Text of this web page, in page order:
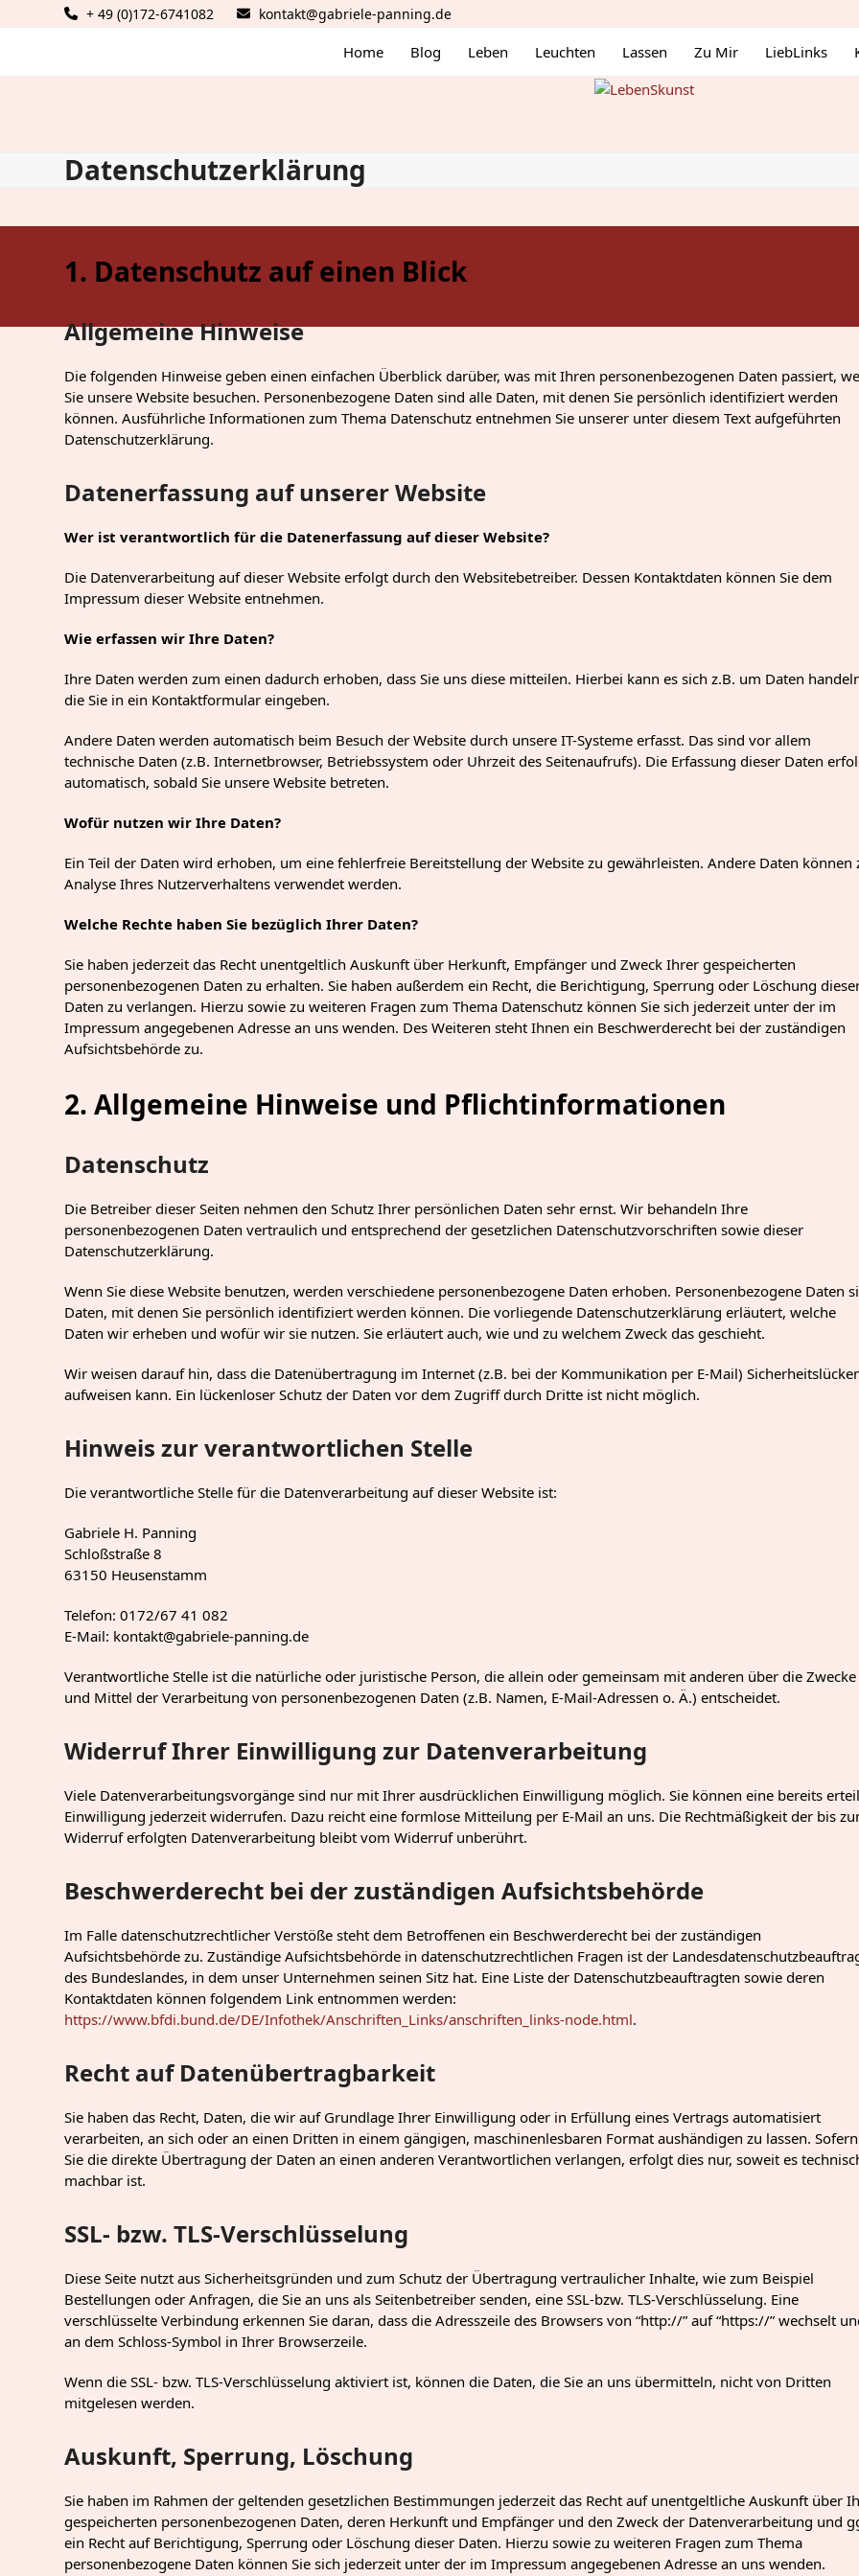
+ 49 (0)172-6741082 kontakt@gabriele-panning.de
Home Blog Leben Leuchten Lassen Zu Mir LiebLinks
Datenschutzerklärung
1. Datenschutz auf einen Blick
Allgemeine Hinweise
Die folgenden Hinweise geben einen einfachen Überblick darüber, was mit Ihren personenbezogenen Daten passiert,
Sie unsere Website besuchen. Personenbezogene Daten sind alle Daten, mit denen Sie persönlich identifiziert werden
können. Ausführliche Informationen zum Thema Datenschutz entnehmen Sie unserer unter diesem Text aufgeführten
Datenschutzerklärung.
Datenerfassung auf unserer Website
Wer ist verantwortlich für die Datenerfassung auf dieser Website?
Die Datenverarbeitung auf dieser Website erfolgt durch den Websitebetreiber. Dessen Kontaktdaten können Sie dem
Impressum dieser Website entnehmen.
Wie erfassen wir Ihre Daten?
Ihre Daten werden zum einen dadurch erhoben, dass Sie uns diese mitteilen. Hierbei kann es sich z.B. um Daten
die Sie in ein Kontaktformular eingeben.
Andere Daten werden automatisch beim Besuch der Website durch unsere IT-Systeme erfasst. Das sind vor allem
technische Daten (z.B. Internetbrowser, Betriebssystem oder Uhrzeit des Seitenaufrufs). Die Erfassung dieser Daten
automatisch, sobald Sie unsere Website betreten.
Wofür nutzen wir Ihre Daten?
Ein Teil der Daten wird erhoben, um eine fehlerfreie Bereitstellung der Website zu gewährleisten. Andere Daten können
Analyse Ihres Nutzerverhaltens verwendet werden.
Welche Rechte haben Sie bezüglich Ihrer Daten?
Sie haben jederzeit das Recht unentgeltlich Auskunft über Herkunft, Empfänger und Zweck Ihrer gespeicherten
personenbezogenen Daten zu erhalten. Sie haben außerdem ein Recht, die Berichtigung, Sperrung oder Löschung
Daten zu verlangen. Hierzu sowie zu weiteren Fragen zum Thema Datenschutz können Sie sich jederzeit unter der im
Impressum angegebenen Adresse an uns wenden. Des Weiteren steht Ihnen ein Beschwerderecht bei der zuständigen
Aufsichtsbehörde zu.
2. Allgemeine Hinweise und Pflichtinformationen
Datenschutz
Die Betreiber dieser Seiten nehmen den Schutz Ihrer persönlichen Daten sehr ernst. Wir behandeln Ihre
personenbezogenen Daten vertraulich und entsprechend der gesetzlichen Datenschutzvorschriften sowie dieser
Datenschutzerklärung.
Wenn Sie diese Website benutzen, werden verschiedene personenbezogene Daten erhoben. Personenbezogene Daten
Daten, mit denen Sie persönlich identifiziert werden können. Die vorliegende Datenschutzerklärung erläutert, welche
Daten wir erheben und wofür wir sie nutzen. Sie erläutert auch, wie und zu welchem Zweck das geschieht.
Wir weisen darauf hin, dass die Datenübertragung im Internet (z.B. bei der Kommunikation per E-Mail)
aufweisen kann. Ein lückenloser Schutz der Daten vor dem Zugriff durch Dritte ist nicht möglich.
Hinweis zur verantwortlichen Stelle
Die verantwortliche Stelle für die Datenverarbeitung auf dieser Website ist:
Gabriele H. Panning
Schloßstraße 8
63150 Heusenstamm
Telefon: 0172/67 41 082
E-Mail: kontakt@gabriele-panning.de
Verantwortliche Stelle ist die natürliche oder juristische Person, die allein oder gemeinsam mit anderen über die Zwecke
und Mittel der Verarbeitung von personenbezogenen Daten (z.B. Namen, E-Mail-Adressen o. Ä.) entscheidet.
Widerruf Ihrer Einwilligung zur Datenverarbeitung
Viele Datenverarbeitungsvorgänge sind nur mit Ihrer ausdrücklichen Einwilligung möglich. Sie können eine bereits
Einwilligung jederzeit widerrufen. Dazu reicht eine formlose Mitteilung per E-Mail an uns. Die Rechtmäßigkeit der bis
Widerruf erfolgten Datenverarbeitung bleibt vom Widerruf unberührt.
Beschwerderecht bei der zuständigen Aufsichtsbehörde
Im Falle datenschutzrechtlicher Verstöße steht dem Betroffenen ein Beschwerderecht bei der zuständigen
Aufsichtsbehörde zu. Zuständige Aufsichtsbehörde in datenschutzrechtlichen Fragen ist der
des Bundeslandes, in dem unser Unternehmen seinen Sitz hat. Eine Liste der Datenschutzbeauftragten sowie deren
Kontaktdaten können folgendem Link entnommen werden:
https://www.bfdi.bund.de/DE/Infothek/Anschriften_Links/anschriften_links-node.html.
Recht auf Datenübertragbarkeit
Sie haben das Recht, Daten, die wir auf Grundlage Ihrer Einwilligung oder in Erfüllung eines Vertrags automatisiert
verarbeiten, an sich oder an einen Dritten in einem gängigen, maschinenlesbaren Format aushändigen zu lassen. Sofern
Sie die direkte Übertragung der Daten an einen anderen Verantwortlichen verlangen, erfolgt dies nur, soweit es
machbar ist.
SSL- bzw. TLS-Verschlüsselung
Diese Seite nutzt aus Sicherheitsgründen und zum Schutz der Übertragung vertraulicher Inhalte, wie zum Beispiel
Bestellungen oder Anfragen, die Sie an uns als Seitenbetreiber senden, eine SSL-bzw. TLS-Verschlüsselung. Eine
verschlüsselte Verbindung erkennen Sie daran, dass die Adresszeile des Browsers von “http://” auf “https://” wechselt
an dem Schloss-Symbol in Ihrer Browserzeile.
Wenn die SSL- bzw. TLS-Verschlüsselung aktiviert ist, können die Daten, die Sie an uns übermitteln, nicht von Dritten
mitgelesen werden.
Auskunft, Sperrung, Löschung
Sie haben im Rahmen der geltenden gesetzlichen Bestimmungen jederzeit das Recht auf unentgeltliche Auskunft über
gespeicherten personenbezogenen Daten, deren Herkunft und Empfänger und den Zweck der Datenverarbeitung und
ein Recht auf Berichtigung, Sperrung oder Löschung dieser Daten. Hierzu sowie zu weiteren Fragen zum Thema
personenbezogene Daten können Sie sich jederzeit unter der im Impressum angegebenen Adresse an uns wenden.